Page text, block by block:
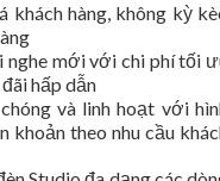
khách hàng, không kỳ
nghe mới với chi phí tối
hấp dẫn
và linh hoạt với
khoản theo nhu cầu